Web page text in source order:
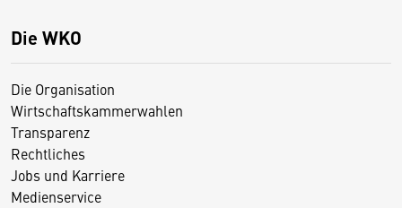
Die WKO
Die Organisation
Wirtschaftskammerwahlen
Transparenz
Rechtliches
Jobs und Karriere
Medienservice